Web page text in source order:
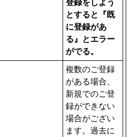
登録をしよう
とすると『既
に登録があ
る』とエラー
がでる。
複数のご登録
がある場合、
新規でのご登
録ができない
場合がござい
ます。過去に